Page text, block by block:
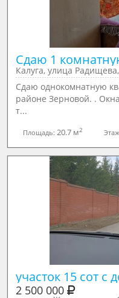
Сдаю 1
Калуга, улица
Сдаю однокомнатную
районе Зерновой. .
т...
Площадь: 20.7 м2
участок 15 сот
2 500 000